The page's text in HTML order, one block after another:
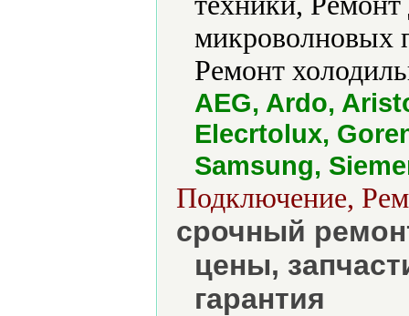
микроволновых
Ремонт
AEG, Ardo,
Elecrtolux,
Samsung,
Подключение,
срочный
цены,
гарантия